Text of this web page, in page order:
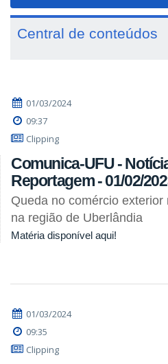
Central de conteúdos
01/03/2024
09:37
Clipping
Comunica-UFU -
Reportagem - 01/02/
Queda no comércio exterior
na região de Uberlândia
Matéria disponível aqui!
01/03/2024
09:35
Clipping